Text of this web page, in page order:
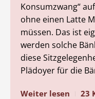
Konsumzwang“
ohne einen Latte
müssen. Das ist
werden solche
diese
Plädoyer für die
Weiter lesen 23